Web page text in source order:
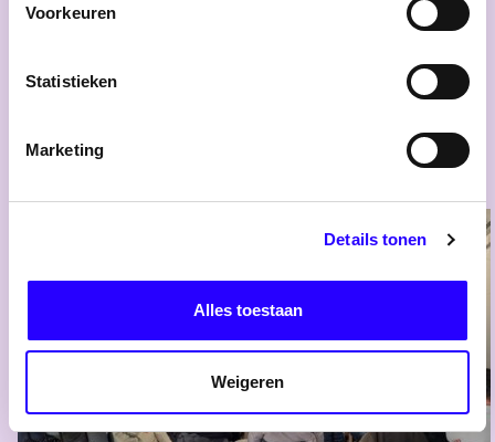
Voorkeuren
Statistieken
Marketing
Details tonen
Alles toestaan
Weigeren
Transformatie binnenstedelijk, waarom